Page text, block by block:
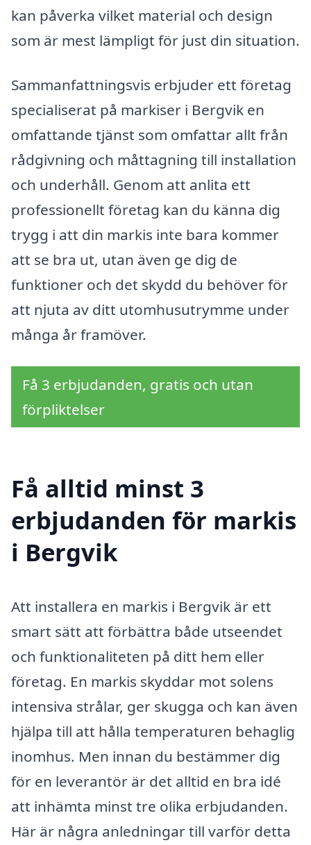
kan påverka vilket material och design
som är mest lämpligt för just din situation.
Sammanfattningsvis erbjuder ett företag
specialiserat på markiser i Bergvik en
omfattande tjänst som omfattar allt från
rådgivning och måttagning till installation
och underhåll. Genom att anlita ett
professionellt företag kan du känna dig
trygg i att din markis inte bara kommer
att se bra ut, utan även ge dig de
funktioner och det skydd du behöver för
att njuta av ditt utomhusutrymme under
många år framöver.
Få 3 erbjudanden, gratis och utan
förpliktelser
Få alltid minst 3
erbjudanden för markis
i Bergvik
Att installera en markis i Bergvik är ett
smart sätt att förbättra både utseendet
och funktionaliteten på ditt hem eller
företag. En markis skyddar mot solens
intensiva strålar, ger skugga och kan även
hjälpa till att hålla temperaturen behaglig
inomhus. Men innan du bestämmer dig
för en leverantör är det alltid en bra idé
att inhämta minst tre olika erbjudanden.
Här är några anledningar till varför detta